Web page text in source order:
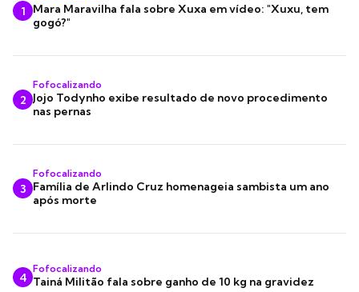
1
Mara Maravilha fala sobre Xuxa em vídeo: "Xuxu, tem
gogó?"
2
Fofocalizando
Jojo Todynho exibe resultado de novo procedimento
nas pernas
3
Fofocalizando
Família de Arlindo Cruz homenageia sambista um ano
após morte
4
Fofocalizando
Tainá Militão fala sobre ganho de 10 kg na gravidez